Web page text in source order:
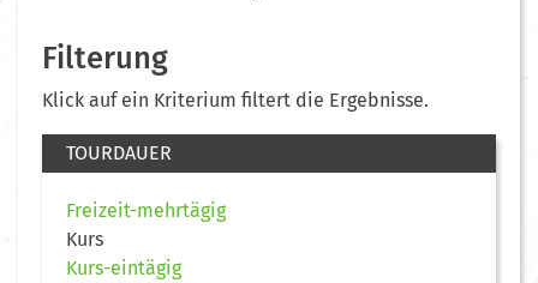
Filterung
Klick auf ein Kriterium filtert die Ergebnisse.
TOURDAUER
Freizeit-mehrtägig
Kurs
Kurs-eintägig